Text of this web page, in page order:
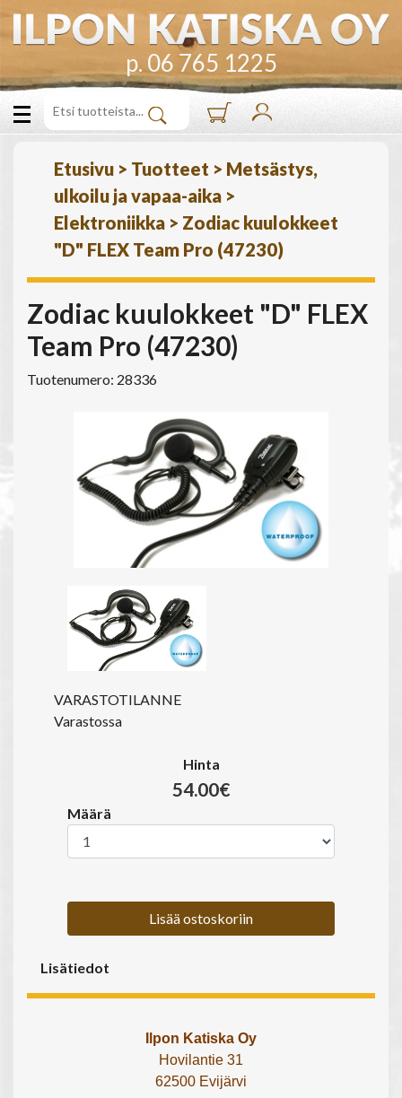
p. 06 765 1225
Etusivu > Tuotteet > Metsästys,
ulkoilu ja vapaa-aika >
Elektroniikka > Zodiac kuulokkeet
"D" FLEX Team Pro (47230)
Zodiac kuulokkeet "D" FLEX
Team Pro (47230)
Tuotenumero: 28336
VARASTOTILANNE
Varastossa
Hinta
54.00€
Määrä
Lisää ostoskoriin
Lisätiedot
Ilpon Katiska Oy
Hovilantie 31
62500 Evijärvi